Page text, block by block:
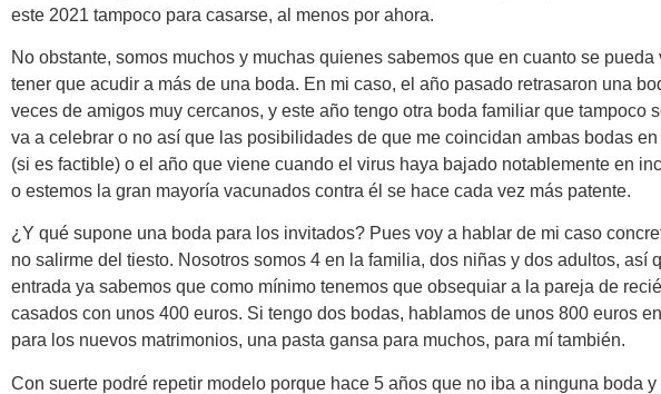
este 2021 tampoco para casarse, al menos por ahora.
No obstante, somos muchos y muchas quienes sabemos que en cuanto se pueda
tener que acudir a más de una boda. En mi caso, el año pasado retrasaron una
veces de amigos muy cercanos, y este año tengo otra boda familiar que tampoco
va a celebrar o no así que las posibilidades de que me coincidan ambas bodas
(si es factible) o el año que viene cuando el virus haya bajado notablemente en
o estemos la gran mayoría vacunados contra él se hace cada vez más patente.
¿Y qué supone una boda para los invitados? Pues voy a hablar de mi caso
no salirme del tiesto. Nosotros somos 4 en la familia, dos niñas y dos adultos, así
entrada ya sabemos que como mínimo tenemos que obsequiar a la pareja de
casados con unos 400 euros. Si tengo dos bodas, hablamos de unos 800 euros
para los nuevos matrimonios, una pasta gansa para muchos, para mí también.
Con suerte podré repetir modelo porque hace 5 años que no iba a ninguna boda y